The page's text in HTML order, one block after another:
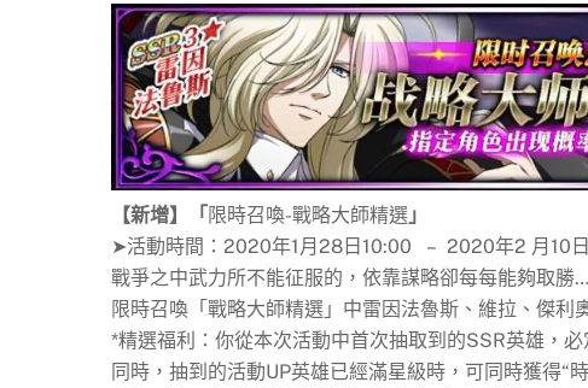
【新增】「 限時召喚-戰略大師精選 」
➤活動時間：2020年1月28日10:00 – 2020年2 月10
戰爭之中武力所不能征服的，依靠謀略卻每每能夠取勝
限時召喚「戰略大師精選」中雷因法魯斯、維拉、傑利
*精選福利：你從本次活動中首次抽取到的SSR英雄，
同時，抽到的活動UP英雄已經滿星級時，可同時獲得“